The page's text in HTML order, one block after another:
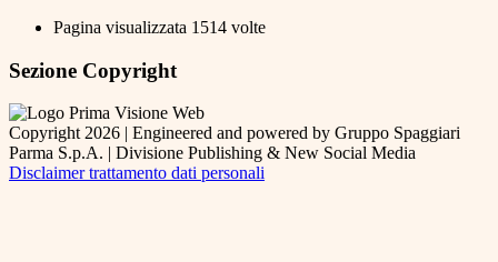
Pagina visualizzata 1514 volte
Sezione Copyright
Copyright 2026 | Engineered and powered by Gruppo Spaggiari
Parma S.p.A. | Divisione Publishing & New Social Media
Disclaimer trattamento dati personali